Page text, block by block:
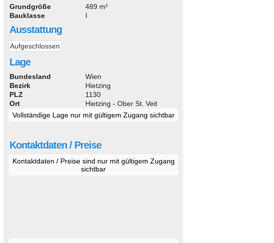
Grundgröße
489 m²
Bauklasse
I
Ausstattung
Aufgeschlossen
Lage
Bundesland
Wien
Bezirk
Hietzing
PLZ
1130
Ort
Hietzing - Ober St. Veit
Vollständige Lage nur mit gültigem Zugang sichtbar
Kontaktdaten / Preise
Kontaktdaten / Preise sind nur mit gültigem Zugang
sichtbar